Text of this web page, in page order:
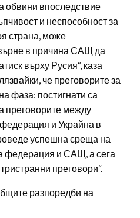
обвини впоследствие
и неспособност за
страна, може
в причина САЩ да
върху Русия“, каза
че преговорите за
фаза: постигнати са
преговорите между
и Украйна в
успешна среща на
федерация и САЩ, а сега
преговори“.
разпоредби на